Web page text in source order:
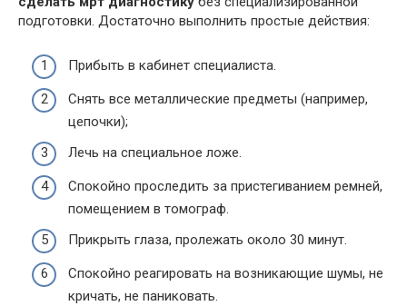
подготовки. Достаточно выполнить простые действия:
Прибыть в кабинет специалиста.
Снять все металлические предметы (например,
цепочки);
Лечь на специальное ложе.
Спокойно проследить за пристегиванием ремней,
помещением в томограф.
Прикрыть глаза, пролежать около 30 минут.
Спокойно реагировать на возникающие шумы, не
кричать, не паниковать.